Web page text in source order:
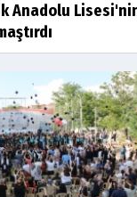
Anadolu